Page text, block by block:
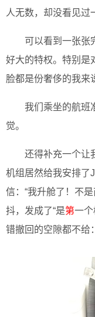
人无数，却没看见过
可以看到一张张
好大的特权。特别是
脸都是份奢侈的我来
我们乘坐的航班
觉。
还得补充一个让
机组居然给我安排了
信：“我升舱了！不
抖，发成了“是第一个
错撤回的空隙都不给